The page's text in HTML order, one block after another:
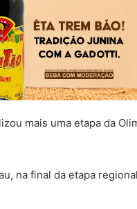
mais uma etapa da
na final da etapa